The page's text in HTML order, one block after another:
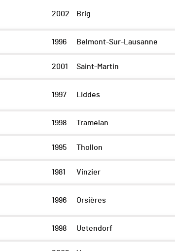
2002 Brig
1996 Belmont-Sur-Lausanne
2001 Saint-Martin
1997 Liddes
1998 Tramelan
1995 Thollon
1981 Vinzier
1996 Orsières
1998 Uetendorf